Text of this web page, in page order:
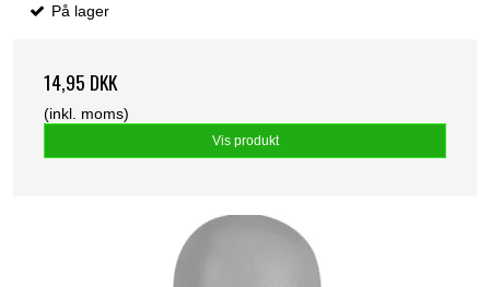
På lager
14,95 DKK
(inkl. moms)
Vis produkt